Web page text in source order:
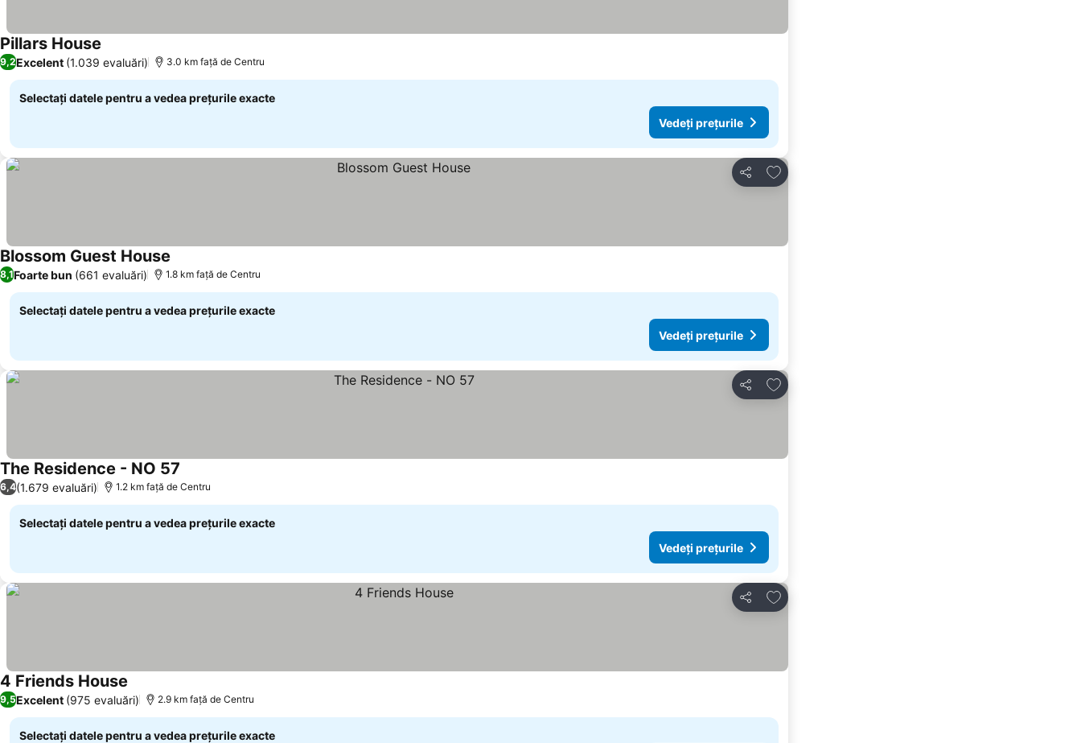
Pillars House Vedeți prețurile
9,2Excelent (1.039 evaluări) 3.0 km faţă de Centru
Selectați datele pentru a vedea prețurile exacte
Vedeți prețurile
Distribuiți
Adăugaţi la favorite
Blossom Guest House
8,1Foarte bun (661 evaluări) 1.8 km faţă de Centru
Selectați datele pentru a vedea prețurile exacte
Vedeți prețurile
Distribuiți
Adăugaţi la favorite
The Residence - NO 57
6,4(1.679 evaluări) 1.2 km faţă de Centru
Selectați datele pentru a vedea prețurile exacte
Vedeți prețurile
Distribuiți
Adăugaţi la favorite
4 Friends House Vedeți prețurile
9,5Excelent (975 evaluări) 2.9 km faţă de Centru
Selectați datele pentru a vedea prețurile exacte